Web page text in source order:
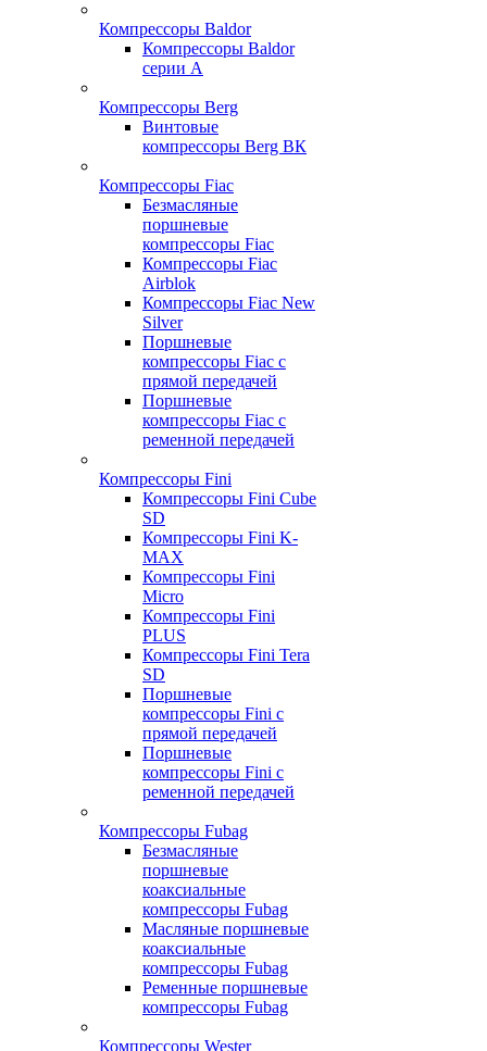
Компрессоры Baldor
Компрессоры Baldor
серии A
Компрессоры Berg
Винтовые
компрессоры Berg ВК
Компрессоры Fiac
Безмасляные
поршневые
компрессоры Fiac
Компрессоры Fiac
Airblok
Компрессоры Fiac New
Silver
Поршневые
компрессоры Fiac с
прямой передачей
Поршневые
компрессоры Fiac с
ременной передачей
Компрессоры Fini
Компрессоры Fini Cube
SD
Компрессоры Fini K-
MAX
Компрессоры Fini
Micro
Компрессоры Fini
PLUS
Компрессоры Fini Tera
SD
Поршневые
компрессоры Fini с
прямой передачей
Поршневые
компрессоры Fini с
ременной передачей
Компрессоры Fubag
Безмасляные
поршневые
коаксиальные
компрессоры Fubag
Масляные поршневые
коаксиальные
компрессоры Fubag
Ременные поршневые
компрессоры Fubag
Компрессоры Wester